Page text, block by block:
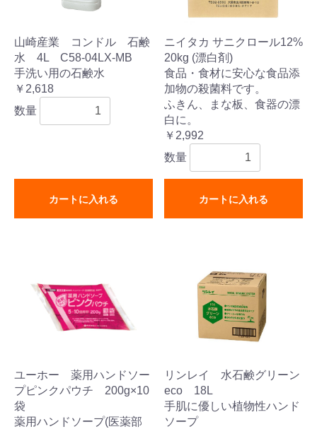
山崎産業 コンドル 石鹸
水 4L C58-04LX-MB
手洗い用の石鹸水
￥2,618
数量
カートに入れる
ニイタカ サニクロール12%
20kg (漂白剤)
食品・食材に安心な食品添
加物の殺菌料です。
ふきん、まな板、食器の漂
白に。
￥2,992
数量
カートに入れる
ユーホー 薬用ハンドソー
プピンクパウチ 200g×10
袋
薬用ハンドソープ(医薬部
リンレイ 水石鹸グリーン
eco 18L
手肌に優しい植物性ハンド
ソープ